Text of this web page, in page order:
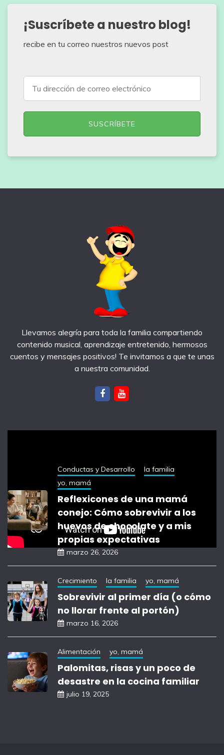
¡Suscríbete a nuestro blog!
recibe en tu correo nuestros nuevos post
Llevamos alegría para toda la familia compartiendo
contenido musical, aprendizaje entretenido, hermosos
cuentos y mensajes positivos! Te invitamos a que te unas
a nuestra comunidad.
Conductas y Desarrollo
la familia
yo, mamá
Reflexicones de una mamá
conejo: Cómo sobrevivir a los
huevos de chocolate y a mis
propias expectativas
marzo 26, 2026
Crecimiento la familia yo, mamá
Sobrevivir al primer día (o cómo
no llorar frente al portón)
marzo 16, 2026
Alimentación yo, mamá
Palomitas, risas y un poco de
desastre en la cocina familiar
julio 19, 2025